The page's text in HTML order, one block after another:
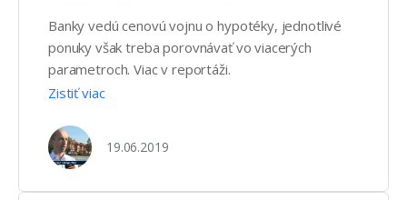
Banky vedú cenovú vojnu o hypotéky, jednotlivé
ponuky však treba porovnávať vo viacerých
parametroch. Viac v reportáži.
Zistiť viac
19.06.2019